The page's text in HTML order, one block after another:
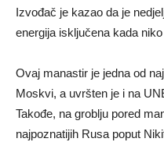
Izvođač je kazao da je
energija isključena kada
Ovaj manastir je jedna od
Moskvi, a uvršten je i na
Takođe, na groblju pored
najpoznatijih Rusa poput